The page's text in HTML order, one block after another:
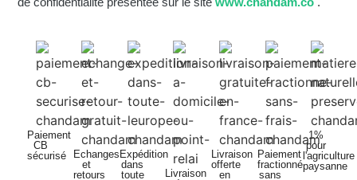
Paiement
CB
sécurisé
Echanges
et
retours
Expédition
dans
toute
Livraison
Livraison
offerte
en
Paiement
fractionné
sans
1%
pour
l'agriculture
paysanne